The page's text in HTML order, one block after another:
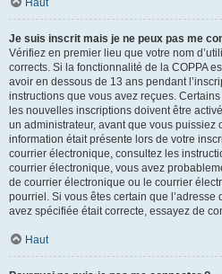
Haut
Je suis inscrit mais je ne peux pas me
Vérifiez en premier lieu que votre nom
corrects. Si la fonctionnalité de la COPPA
avoir en dessous de 13 ans pendant
instructions que vous avez reçues.
les nouvelles inscriptions doivent être
un administrateur, avant que vous puissiez
information était présente lors de votre
courrier électronique, consultez les
courrier électronique, vous avez
de courrier électronique ou le courrier
pourriel. Si vous êtes certain que
avez spécifiée était correcte, essayez de
Haut